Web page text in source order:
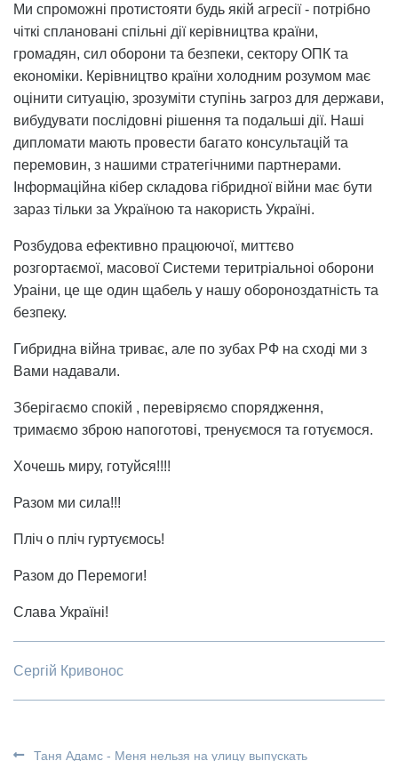
Ми спроможні протистояти будь якій агресії - потрібно
чіткі сплановані спільні дії керівництва країни,
громадян, сил оборони та безпеки, сектору ОПК та
економіки. Керівництво країни холодним розумом має
оцінити ситуацію, зрозуміти ступінь загроз для держави,
вибудувати послідовні рішення та подальші дії. Наші
дипломати мають провести багато консультацій та
перемовин, з нашими стратегічними партнерами.
Інформаційна кібер складова гібридної війни має бути
зараз тільки за Україною та накористь Україні.
Розбудова ефективно працюючої, миттєво
розгортаємої, масової Системи теритріальноі оборони
Ураіни, це ще один щабель у нашу обороноздатність та
безпеку.
Гибридна війна триває, але по зубах РФ на сході ми з
Вами надавали.
Зберігаємо спокій , перевіряємо спорядження,
тримаємо зброю напоготові, тренуємося та готуємося.
Хочешь миру, готуйся!!!!
Разом ми сила!!!
Пліч о пліч гуртуємось!
Разом до Перемоги!
Слава Україні!
Сергій Кривонос
Таня Адамс - Меня нельзя на улицу выпускать